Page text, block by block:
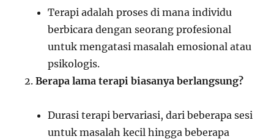
Terapi adalah proses di mana individu
berbicara dengan seorang profesional
untuk mengatasi masalah emosional atau
psikologis.
Berapa lama terapi biasanya berlangsung?
Durasi terapi bervariasi, dari beberapa sesi
untuk masalah kecil hingga beberapa